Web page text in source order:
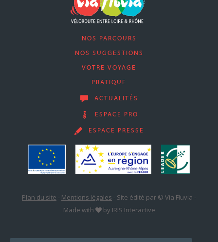
NOS PARCOURS
NOS SUGGESTIONS
VOTRE VOYAGE
PRATIQUE
ACTUALITÉS
ESPACE PRO
ESPACE PRESSE
Plan du site - Mentions légales - Site édité par © Via Fluvia -
Made with
by IRIS Interactive